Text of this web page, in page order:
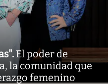
. El poder de
la comunidad que
femenino